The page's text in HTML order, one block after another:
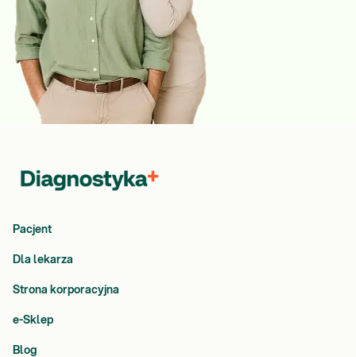
Pacjent
Dla lekarza
Strona korporacyjna
e-Sklep
Blog